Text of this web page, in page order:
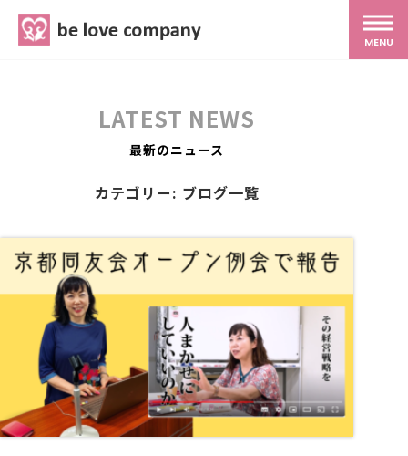
MENU
MG研修
スタッフ紹介
最新ブログ
LATEST NEWS
最新のニュース
カテゴリー: ブログ一覧